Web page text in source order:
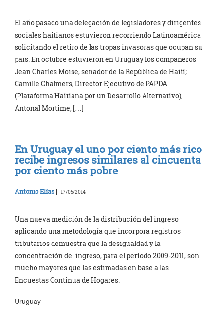
El año pasado una delegación de legisladores y dirigentes
sociales haitianos estuvieron recorriendo Latinoamérica
solicitando el retiro de las tropas invasoras que ocupan su
país. En octubre estuvieron en Uruguay los compañeros
Jean Charles Moise, senador de la República de Haití;
Camille Chalmers, Director Ejecutivo de PAPDA
(Plataforma Haitiana por un Desarrollo Alternativo);
Antonal Mortime, […]
En Uruguay el uno por ciento más rico
recibe ingresos similares al cincuenta
por ciento más pobre
Antonio Elías | 17/05/2014
Una nueva medición de la distribución del ingreso
aplicando una metodología que incorpora registros
tributarios demuestra que la desigualdad y la
concentración del ingreso, para el período 2009-2011, son
mucho mayores que las estimadas en base a las
Encuestas Continua de Hogares.
Uruguay